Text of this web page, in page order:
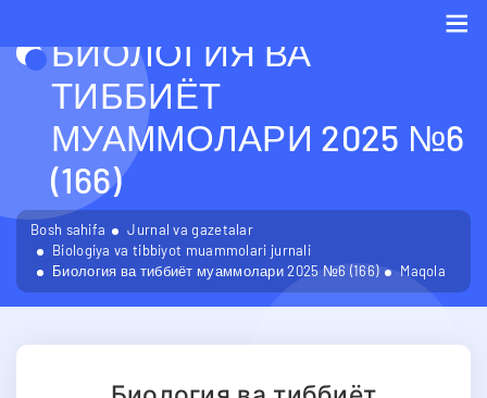
БИОЛОГИЯ ВА
ТИББИЁТ
МУАММОЛАРИ 2025 №6
(166)
Bosh sahifa
Jurnal va gazetalar
Biologiya va tibbiyot muammolari jurnali
Биология ва тиббиёт муаммолари 2025 №6 (166)
Maqola